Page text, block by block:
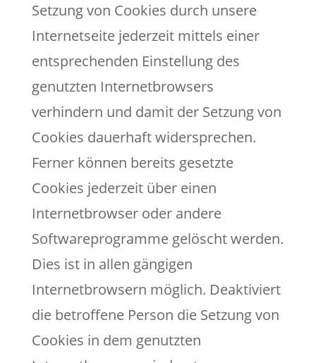
Setzung von Cookies durch unsere
Internetseite jederzeit mittels einer
entsprechenden Einstellung des
genutzten Internetbrowsers
verhindern und damit der Setzung von
Cookies dauerhaft widersprechen.
Ferner können bereits gesetzte
Cookies jederzeit über einen
Internetbrowser oder andere
Softwareprogramme gelöscht werden.
Dies ist in allen gängigen
Internetbrowsern möglich. Deaktiviert
die betroffene Person die Setzung von
Cookies in dem genutzten